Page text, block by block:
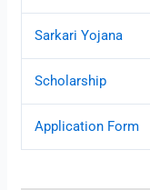
Sarkari Yojana
Scholarship
Application Form